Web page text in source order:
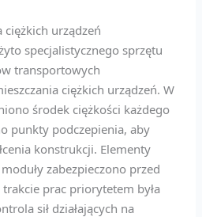
ciężkich urządzeń
specjalistycznego sprzętu
transportowych
ciężkich urządzeń. W
środek ciężkości każdego
punkty podczepienia, aby
konstrukcji. Elementy
zabezpieczono przed
prac priorytetem była
sił działających na